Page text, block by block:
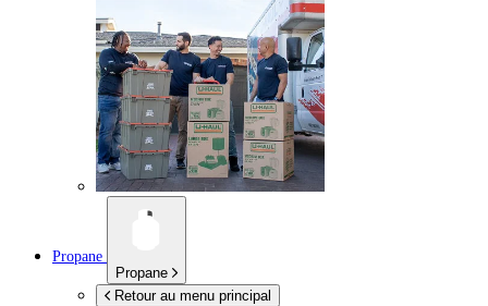
Propane
Propane
Retour au menu principal